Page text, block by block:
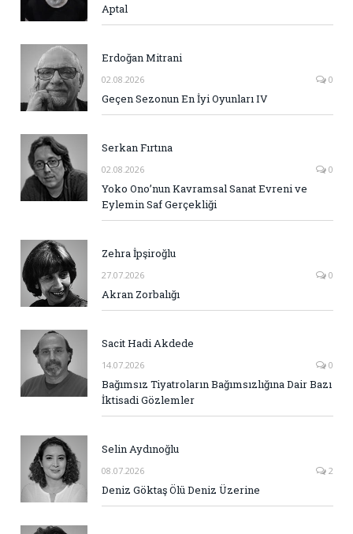
Aptal
Erdoğan Mitrani
02.08.2026 0
Geçen Sezonun En İyi Oyunları IV
Serkan Fırtına
02.08.2026 0
Yoko Ono’nun Kavramsal Sanat Evreni ve
Eylemin Saf Gerçekliği
Zehra İpşiroğlu
27.07.2026 0
Akran Zorbalığı
Sacit Hadi Akdede
14.07.2026 0
Bağımsız Tiyatroların Bağımsızlığına Dair Bazı
İktisadi Gözlemler
Selin Aydınoğlu
08.07.2026 2
Deniz Göktaş Ölü Deniz Üzerine